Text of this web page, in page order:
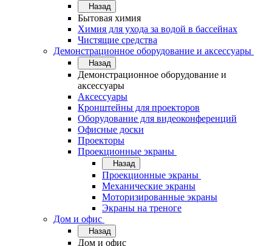
Назад
Бытовая химия
Химия для ухода за водой в бассейнах
Чистящие средства
Демонстрационное оборудование и аксессуары
Назад
Демонстрационное оборудование и
аксессуары
Аксессуары
Кронштейны для проекторов
Оборудование для видеоконференций
Офисные доски
Проекторы
Проекционные экраны
Назад
Проекционные экраны
Механические экраны
Моторизированные экраны
Экраны на треноге
Дом и офис
Назад
Дом и офис